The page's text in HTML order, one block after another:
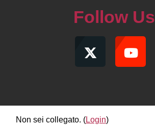
Follow Us
Non sei collegato. (Login)